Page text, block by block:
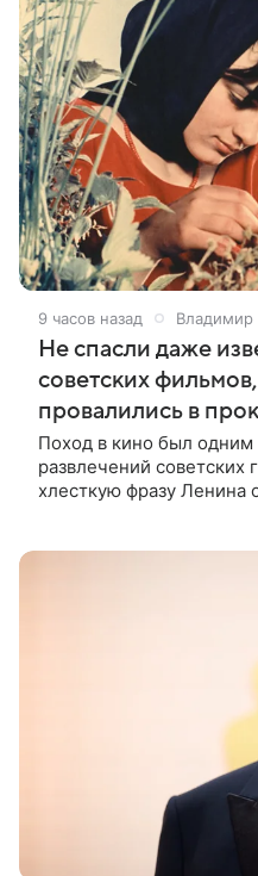
9 часов назад Владимир
Не спасли даже
советских
провалились в
Поход в кино был
развлечений советских
хлесткую фразу Ленина